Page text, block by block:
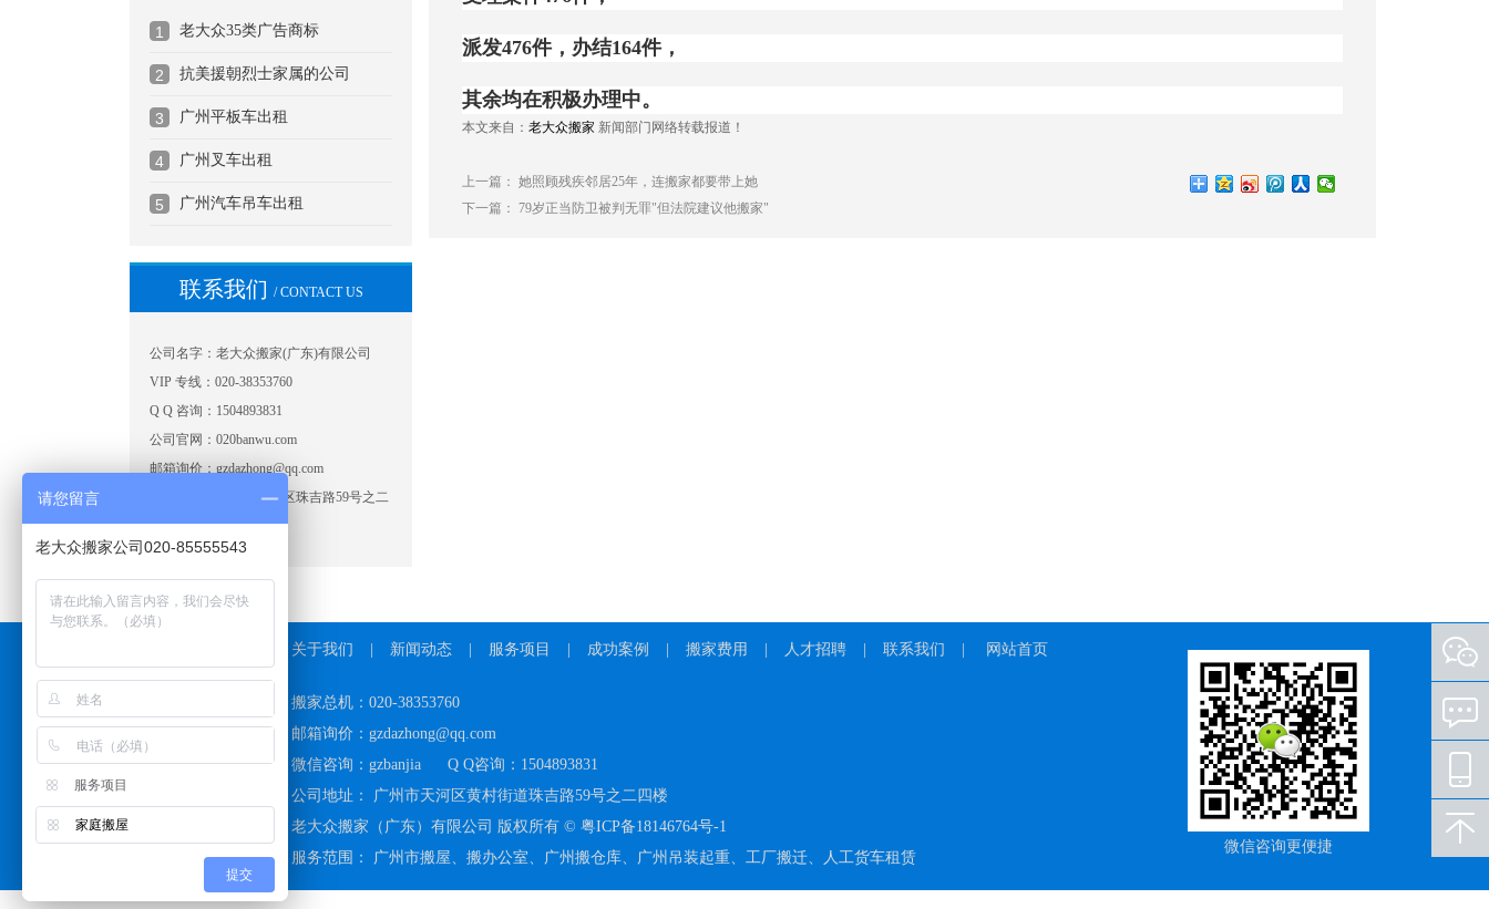
1 老大众35类广告商标
2 抗美援朝烈士家属的公司
3 广州平板车出租
4 广州叉车出租
5 广州汽车吊车出租
联系我们 / CONTACT US
公司名字：老大众搬家(广东)有限公司
VIP 专线：020-38353760
Q Q 咨询：1504893831
公司官网：020banwu.com
邮箱询价：gzdazhong@qq.com
公司地址：广州市天河区珠吉路59号之二
四楼
派发476件，办结164件，
其余均在积极办理中。
本文来自： 老大众搬家 新闻部门网络转载报道！
上一篇： 她照顾残疾邻居25年，连搬家都要带上她
下一篇： 79岁正当防卫被判无罪"但法院建议他搬家"
关于我们 新闻动态 服务项目 成功案例 搬家费用 人才招聘 联系我们 网站首页
搬家总机：020-38353760
邮箱询价：gzdazhong@qq.com
微信咨询：gzbanjia
Q Q咨询：1504893831
公司地址： 广州市天河区黄村街道珠吉路59号之二四楼
老大众搬家（广东）有限公司 版权所有 © 粤ICP备18146764号-1
服务范围： 广州市搬屋、 搬办公室、 广州搬仓库、 广州吊装起重、 工厂搬迁、 人工货车租赁
微信咨询更便捷
请您留言
老大众搬家公司020-85555543
服务项目
家庭搬屋
提交